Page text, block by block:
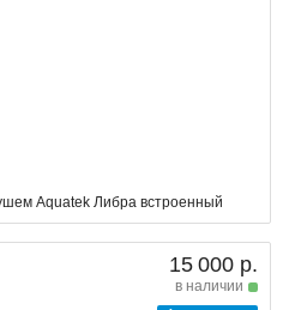
Aquatek Либра встроенный
15 000 р.
в наличии